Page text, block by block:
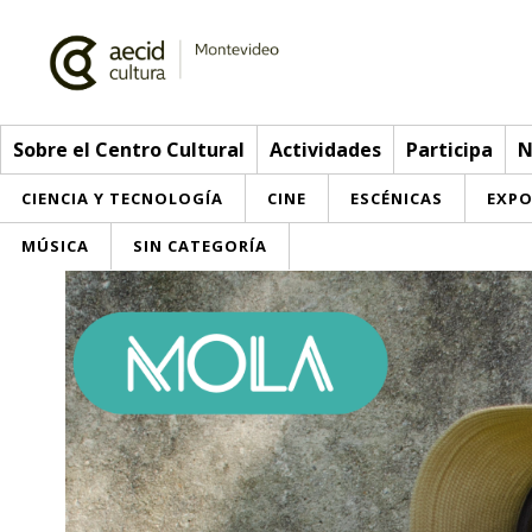
Sobre el Centro Cultural Actividades Participa
CIENCIA Y TECNOLOGÍA CINE ESCÉNICAS
MÚSICA SIN CATEGORÍA
Sobre el Centro Cultural
Red AECID
Equipo
Instalaciones
Visítanos
Actividades
> Go to Actividades
This week
Inscriptions
Participa
Envíanos tu propuesta
Buzón de sugerencias
Noticias
Convocatorias